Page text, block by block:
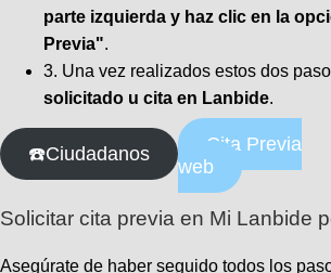
parte izquierda y haz clic en la
Previa".
3. Una vez realizados estos dos
solicitado u cita en Lanbide.
☎️Ciudadanos
Cita Previa
web
Solicitar cita previa en Mi Lanbide
Asegúrate de haber seguido todos los